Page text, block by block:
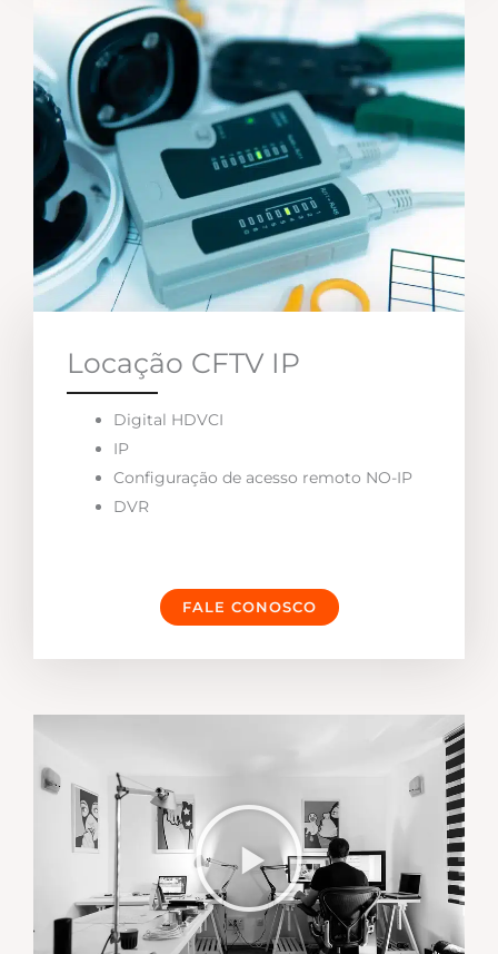
Locação CFTV IP
Digital HDVCI
IP
Configuração de acesso remoto NO-IP
DVR
FALE CONOSCO